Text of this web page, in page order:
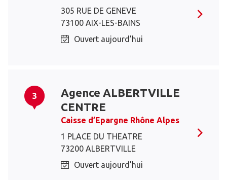
305 RUE DE GENEVE
73100 AIX-LES-BAINS
Ouvert aujourd’hui
3
Agence ALBERTVILLE
CENTRE
Caisse d’Epargne Rhône Alpes
1 PLACE DU THEATRE
73200 ALBERTVILLE
Ouvert aujourd’hui